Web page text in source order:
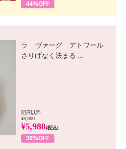
44%OFF
ラ ヴァーグ デトワール
さりげなく決まる ...
明日以降
¥9,900
¥5,980(税込)
39%OFF